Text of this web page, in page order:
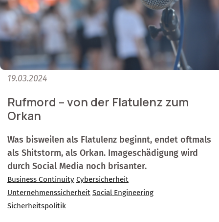
19.03.2024
Rufmord – von der Flatulenz zum
Orkan
Was bisweilen als Flatulenz beginnt, endet oftmals
als Shitstorm, als Orkan. Imageschädigung wird
durch Social Media noch brisanter.
Business Continuity Cybersicherheit
Unternehmenssicherheit Social Engineering
Sicherheitspolitik